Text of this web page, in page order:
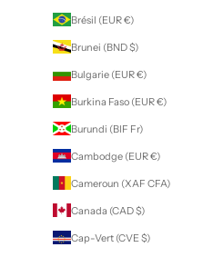
Brésil (EUR €)
Brunei (BND $)
Bulgarie (EUR €)
Burkina Faso (EUR €)
Burundi (BIF Fr)
Cambodge (EUR €)
Cameroun (XAF CFA)
Canada (CAD $)
Cap-Vert (CVE $)